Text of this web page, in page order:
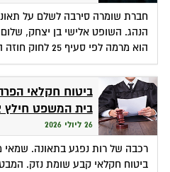
חברת שומרה סירבה לשלם על
הנהג. השופט אלישי בן יצחק,
הוא מרמה לפי סעיף 25 לחוק חוזה הביטוח.
ביטוח חקלאי
בית המשפט חילץ
26 ליולי 2026
רכבה של רות נפגע בתאונה.
ביטוח חקלאי קבע שומת נזק.